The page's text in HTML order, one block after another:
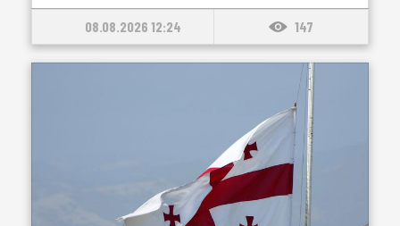
08.08.2026 12:24 147